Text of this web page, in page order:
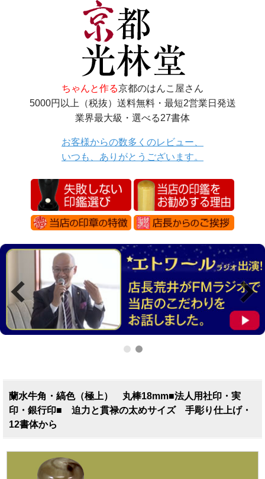
ちゃんと作る京都のはんこ屋さん
5000円以上（税抜）送料無料・最短2営業日発送
業界最大級・選べる27書体
お客様からの数多くのレビュー、
いつも、ありがとうございます。
蘭水牛角・縞色（極上） 丸棒18mm■法人用社印・実
印・銀行印■ 迫力と貫禄の太めサイズ 手彫り仕上げ・
12書体から